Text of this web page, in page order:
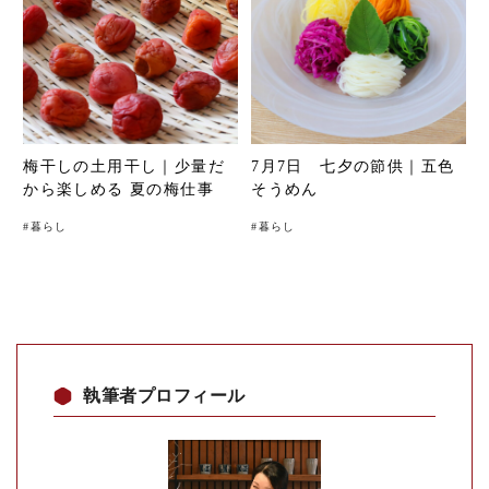
梅干しの土用干し｜少量だ
から楽しめる 夏の梅仕事
#暮らし
7月7日 七夕の節供｜五色
そうめん
#暮らし
執筆者プロフィール